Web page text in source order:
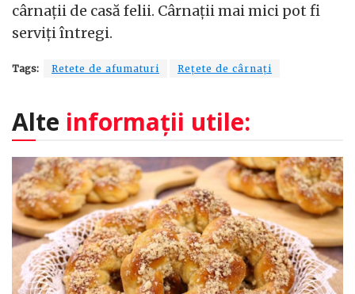
cârnații de casă felii. Cârnații mai mici pot fi
serviți întregi.
Tags: Retete de afumaturi Rețete de cârnați
Alte informații utile: